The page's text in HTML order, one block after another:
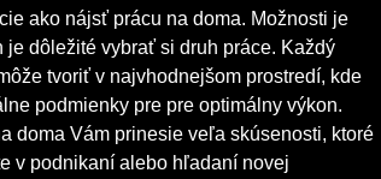
ako nájsť prácu na doma. Možnosti je
je dôležité vybrať si druh práce. Každý
tvoriť v najvhodnejšom prostredí, kde
podmienky pre pre optimálny výkon.
doma Vám prinesie veľa skúsenosti, ktoré
v podnikaní alebo hľadaní novej